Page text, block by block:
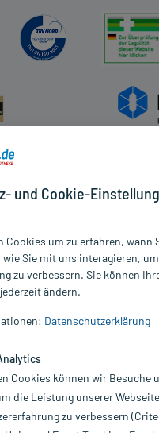
inkl. MwSt., ggf. zzgl.
dieser Website werden
und Behandlung durch
werden können. | Diese
Lesen Sie bitte dazu die
Für den
Formular:
und Cookie-
Cookies um zu erfahren, wann
wie Sie mit uns interagieren,
zu verbessern. Sie können
ändern.
Datenschutzerklärung
Cookies können wir Besuche
die Leistung unserer
zu verbessern